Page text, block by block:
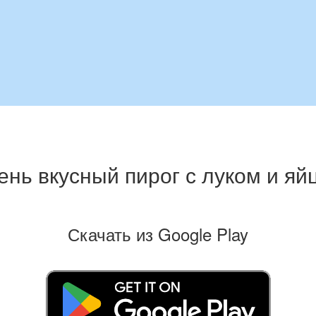
вкусный пирог с луком и
Скачать из Google Play